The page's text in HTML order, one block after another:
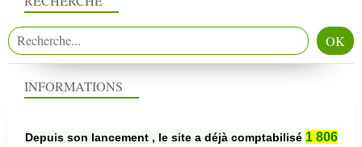
INFORMATIONS
Depuis son lancement , le site a déjà comptabilisé 1 806